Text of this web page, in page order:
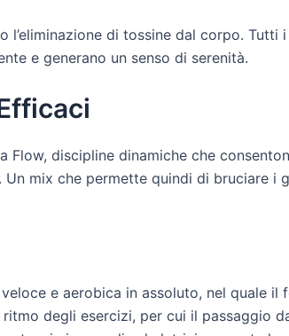
di tossine dal corpo.
e generano un senso di serenità.
Flow, discipline dinamiche che
mix che permette quindi di bruciare i
e aerobica in assoluto, nel quale il
degli esercizi, per cui il passaggio